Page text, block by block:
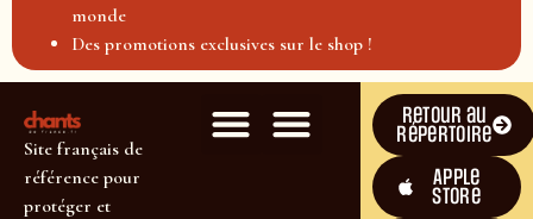
monde
Des promotions exclusives sur le shop !
Site français de
référence pour
protéger et
Retour au
répertoire
Apple
Store